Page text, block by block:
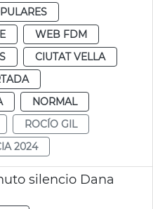
WEB FDM
CIUTAT VELLA
NORMAL
ROCÍO GIL
2024
silencio Dana